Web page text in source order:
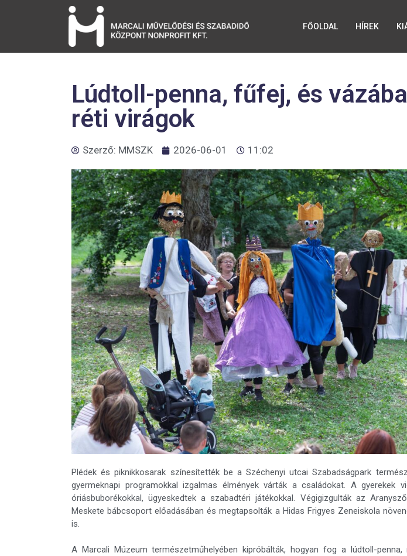
FŐOLDAL HÍREK
Lúdtoll-penna, fűfej, és
réti virágok
Szerző: MMSZK 2026-06-01 11:02
Plédek és piknikkosarak színesítették be a Széchenyi utcai Szabadságpark
gyermeknapi programokkal izgalmas élmények várták a családokat. A gyerekek
óriásbuborékokkal, ügyeskedtek a szabadtéri játékokkal. Végigizgulták az
Meskete bábcsoport előadásában és megtapsolták a Hidas Frigyes Zeneiskola
is.
A Marcali Múzeum természetműhelyében kipróbálták, hogyan fog a lúdtoll-